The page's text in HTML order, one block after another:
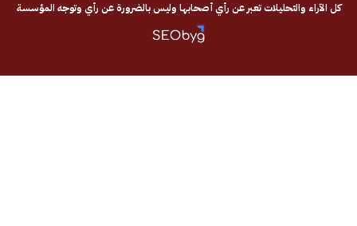
تعبر عن رأي أصحابها وليس بالضرورة عن رأي وتوجه المؤسسة